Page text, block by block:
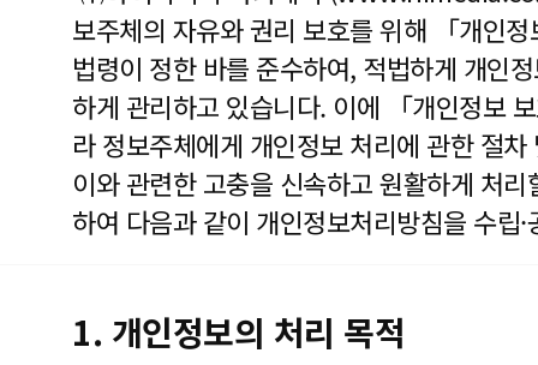
보주체의 자유와 권리 보호를 위해 「개인
법령이 정한 바를 준수하여, 적법하게 개인
하게 관리하고 있습니다. 이에 「개인정보
라 정보주체에게 개인정보 처리에 관한 절
이와 관련한 고충을 신속하고 원활하게 처
하여 다음과 같이 개인정보처리방침을 수립·
1. 개인정보의 처리 목적